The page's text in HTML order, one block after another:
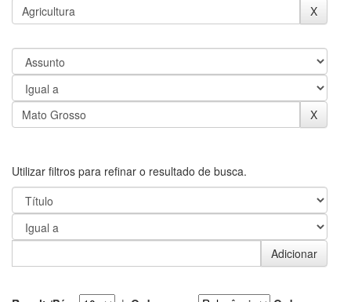
Utilizar filtros para refinar o resultado de busca.